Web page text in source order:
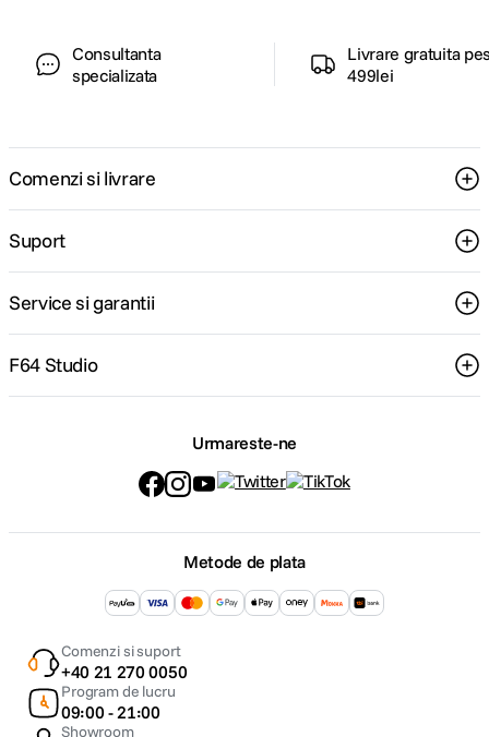
Consultanta
specializata
Livrare gratuita
499lei
Comenzi si livrare
Suport
Service si garantii
F64 Studio
Urmareste-ne
Metode de plata
Comenzi si suport
+40 21 270 0050
Program de lucru
09:00 - 21:00
Showroom